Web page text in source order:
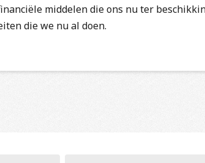
middelen die ons nu ter
die we nu al doen.